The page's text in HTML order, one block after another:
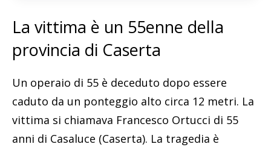
La vittima è un 55enne della
provincia di Caserta
Un operaio di 55 è deceduto dopo essere
caduto da un ponteggio alto circa 12 metri. La
vittima si chiamava Francesco Ortucci di 55
anni di Casaluce (Caserta). La tragedia è